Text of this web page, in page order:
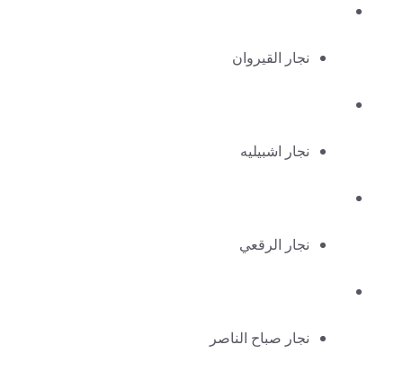
نجار القيروان
نجار اشبيليه
نجار الرقعي
نجار صباح الناصر